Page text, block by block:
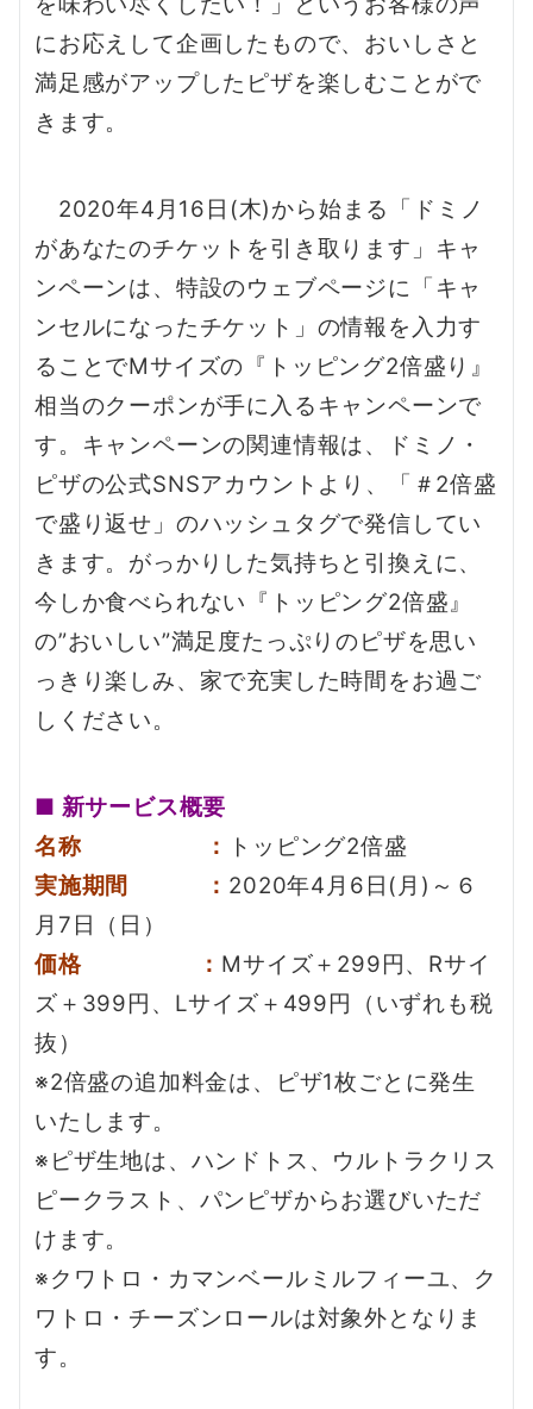
にお応えして企画したもので、おいしさと
満足感がアップしたピザを楽しむことがで
きます。
2020年4月16日(木)から始まる「ドミノ
があなたのチケットを引き取ります」キャ
ンペーンは、特設のウェブページに「キャ
ンセルになったチケット」の情報を入力す
ることでMサイズの『トッピング2倍盛り』
相当のクーポンが手に入るキャンペーンで
す。キャンペーンの関連情報は、ドミノ・
ピザの公式SNSアカウントより、「＃2倍盛
で盛り返せ」のハッシュタグで発信してい
きます。がっかりした気持ちと引換えに、
今しか食べられない『トッピング2倍盛』
の”おいしい”満足度たっぷりのピザを思い
っきり楽しみ、家で充実した時間をお過ご
しください。
■ 新サービス概要
名称 ：
トッピング2倍盛
実施期間 ： 2020年4月6日(月)～６
月7日（日）
価格 ： Mサイズ＋299円、Rサイ
ズ＋399円、Lサイズ＋499円（いずれも税
抜）
※2倍盛の追加料金は、ピザ1枚ごとに発生
いたします。
※ピザ生地は、ハンドトス、ウルトラクリス
ピークラスト、パンピザからお選びいただ
けます。
※クワトロ・カマンベールミルフィーユ、ク
ワトロ・チーズンロールは対象外となりま
す。